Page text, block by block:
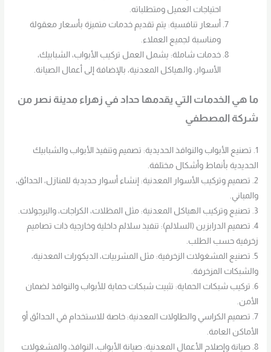
احتياجات العميل ومتطلباته.
أسعار تنافسية: يتم تقديم خدمات متميزة بأسعار معقولة
ومناسبة لجميع العملاء.
خدمات شاملة: يشمل العمل تركيب الأبواب، الشبابيك،
الأسوار، والهياكل المعدنية، بالإضافة إلى أعمال الصيانة.
ما هي الخدمات التي يقدمها حداد في زهراء مدينة نصر من
شركة المصطفي
1. تصنيع الأبواب والنوافذ الحديدية: تصميم وتنفيذ الأبواب والشبابيك
الحديدية بأنماط وأشكال مختلفة.
2. تصميم وتركيب الأسوار المعدنية: إنشاء أسوار حديدية للمنازل، الحدائق،
والمباني.
3. تصنيع وتركيب الهياكل المعدنية: مثل المظلات، الكراجات، والبرجولات.
4. تصميم الدرابزين (السلالم): تنفيذ سلالم داخلية وخارجية ذات تصاميم
زخرفية حسب الطلب.
5. تصنيع المشغولات الزخرفية: مثل المشربيات، الديكورات المعدنية،
والشبكات المزخرفة.
6. تركيب شبكات الحماية: تثبيت شبكات حماية للأبواب والنوافذ لضمان
الأمن.
7. تصميم الكراسي والطاولات المعدنية: خاصة للاستخدام في الحدائق أو
الأماكن العامة.
8. صيانة وإصلاح الأعمال المعدنية: صيانة الأبواب، النوافذ، والمشغولات